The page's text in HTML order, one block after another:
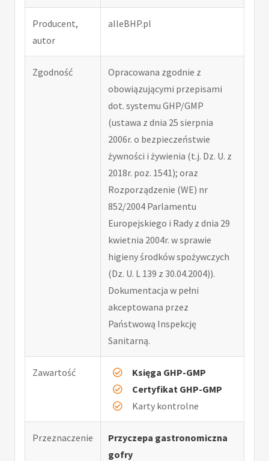
Producent,
autor
alleBHP.pl
Zgodność
Opracowana zgodnie z
obowiązującymi przepisami
dot. systemu GHP/GMP
(ustawa z dnia 25 sierpnia
2006r. o bezpieczeństwie
żywności i żywienia (t.j. Dz. U. z
2018r. poz. 1541); oraz
Rozporządzenie (WE) nr
852/2004 Parlamentu
Europejskiego i Rady z dnia 29
kwietnia 2004r. w sprawie
higieny środków spożywczych
(Dz. U. L 139 z 30.04.2004)).
Dokumentacja w pełni
akceptowana przez
Państwową Inspekcję
Sanitarną.
Zawartość
Księga GHP-GMP
Certyfikat GHP-GMP
Karty kontrolne
Przeznaczenie
Przyczepa gastronomiczna
gofry